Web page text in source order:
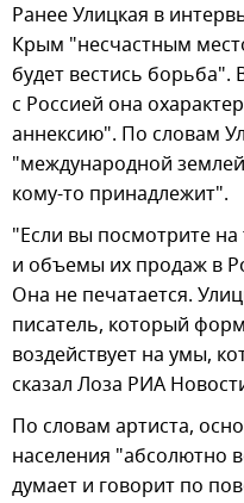
Ранее Улицкая в
Крым "несчастным
будет вестись борьба".
с Россией она
аннексию". По словам
"международной
кому-то принадлежит".
"Если вы посмотрите
и объемы их продаж в
Она не печатается.
писатель, который
воздействует на умы,
сказал Лоза РИА
По словам артиста,
населения "абсолютно
думает и говорит по